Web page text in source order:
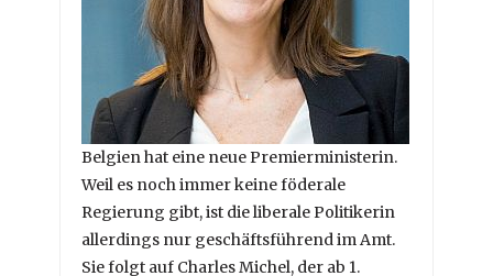
Belgien hat eine neue Premierministerin.
Weil es noch immer keine föderale
Regierung gibt, ist die liberale Politikerin
allerdings nur geschäftsführend im Amt.
Sie folgt auf Charles Michel, der ab 1.